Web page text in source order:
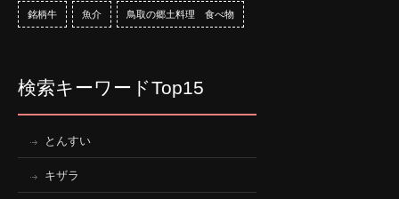
銘柄牛 魚介 鳥取の郷土料理 食べ物
検索キーワードTop15
とんすい
キザラ